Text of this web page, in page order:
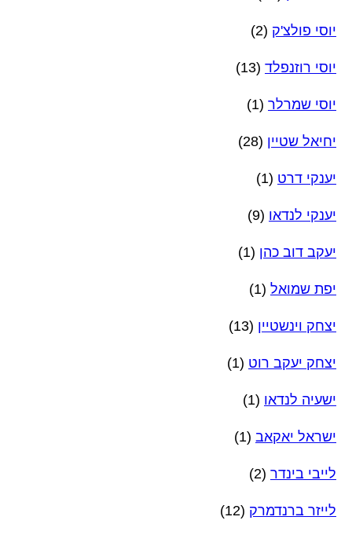
יוסי פולצ'ק (2)
יוסי רוזנפלד (13)
יוסי שמרלר (1)
יחיאל שטיין (28)
יענקי דרט (1)
יענקי לנדאו (9)
יעקב דוב כהן (1)
יפת שמואל (1)
יצחק וינשטיין (13)
יצחק יעקב רוט (1)
ישעיה לנדאו (1)
ישראל יאקאב (1)
לייבי בינדר (2)
לייזר ברנדמרק (12)